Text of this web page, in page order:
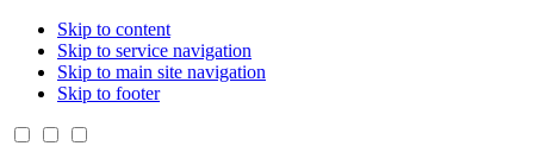
Skip to content
Skip to service navigation
Skip to main site navigation
Skip to footer